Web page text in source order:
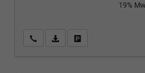
19%
Wir rufen Sie anPDF-Fahrzeugexposé